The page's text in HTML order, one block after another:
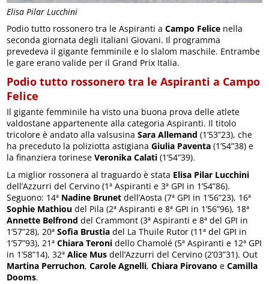
Elisa Pilar Lucchini
Podio tutto rossonero tra le Aspiranti aCampo Felice nella
seconda giornata degli italiani Giovani. Il programma
prevedeva il gigante femminile e lo slalom maschile. Entrambe
le gare erano valide per il Grand Prix Italia.
Podio tutto rossonero tra le Aspiranti a Campo
Felice
Il gigante femminile ha visto una buona prova delle atlete
valdostane appartenente alla categoria Aspiranti. Il titolo
tricolore è andato alla valsusinaSara Allemand (1’53”23), che
ha preceduto la poliziotta astigianaGiulia Paventa (1’54”38) e
la finanziera torineseVeronika Calati (1’54”39).
La miglior rossonera al traguardo è stata Elisa Pilar Lucchini
dell’Azzurri del Cervino (1ª Aspiranti e 3ª GPI in 1’54”86).
Seguono: 14ª Nadine Brunet dell’Aosta (7ª GPI in 1’56”23), 16ª
Sophie Mathiou del Pila (2ª Aspiranti e 8ª GPI in 1’56”96), 18ª
Annette Belfrond del Crammont (3ª Aspiranti e 8ª del GPI in
1’57”28), 20ªSofia Brustia del La Thuile Rutor (11ª del GPI in
1’57”93), 21ªChiara Teroni dello Chamolé (5ª Aspiranti e 12ª GPI
in 1’58”14), 32ªAlice Mus dell’Azzurri del Cervino (2’03”31). Out
Martina Perruchon,Carole Agnelli,Chiara Pirovano eCamilla
Dooms.